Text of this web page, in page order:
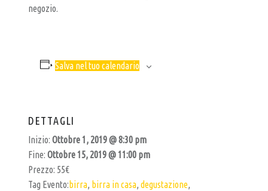
negozio.
Salva nel tuo calendario
DETTAGLI
Inizio: Ottobre 1, 2019 @ 8:30 pm
Fine: Ottobre 15, 2019 @ 11:00 pm
Prezzo: 55€
Tag Evento:birra, birra in casa, degustazione,